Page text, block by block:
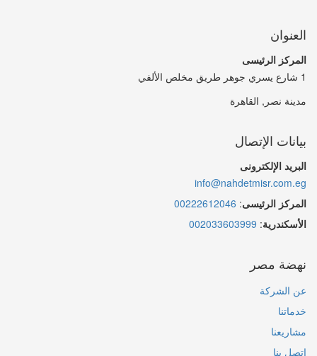
العنوان
المركز الرئيسى
1 شارع يسري جوهر طريق مخلص الألفي
مدينة نصر, القاهرة
بيانات الإتصال
البريد الإلكترونى
info@nahdetmisr.com.eg
المركز الرئيسى:
00222612046
الأسكندرية:
002033603999
نهضة مصر
عن الشركة
خدماتنا
مشاريعنا
إتصل بنا